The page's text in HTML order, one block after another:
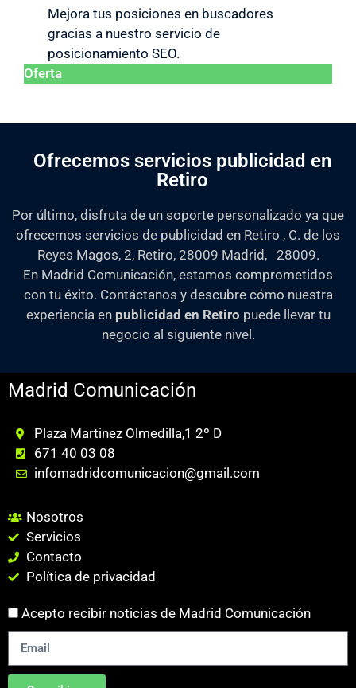
Mejora tus posiciones en buscadores
gracias a nuestro servicio de
posicionamiento SEO.
Oferta
Ofrecemos servicios publicidad en
Retiro
Por último, disfruta de un soporte personalizado ya que
ofrecemos servicios de publicidad en Retiro , C. de los
Reyes Magos, 2, Retiro, 28009 Madrid, 28009.
En Madrid Comunicación, estamos comprometidos
con tu éxito. Contáctanos y descubre cómo nuestra
experiencia en publicidad en Retiro puede llevar tu
negocio al siguiente nivel.
Madrid Comunicación
Plaza Martinez Olmedilla,1 2º D
671 40 03 08
infomadridcomunicacion@gmail.com
Nosotros
Servicios
Contacto
Política de privacidad
Acepto recibir noticias de Madrid Comunicación